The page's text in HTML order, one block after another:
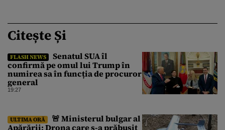
Citește Și
FLASH NEWS
Senatul SUA îl
confirmă pe omul lui Trump în
numirea sa în funcția de procuror
general
19:27
ULTIMA ORĂ
🚨 Ministerul bulgar al
Apărării: Drona care s-a prăbușit